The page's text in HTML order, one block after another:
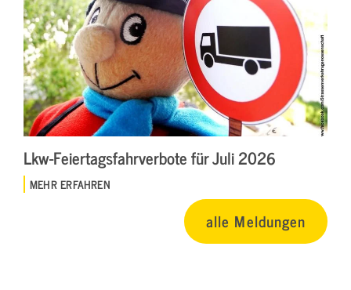
Lkw-Feiertagsfahrverbote für Juli 2026
MEHR ERFAHREN
alle Meldungen